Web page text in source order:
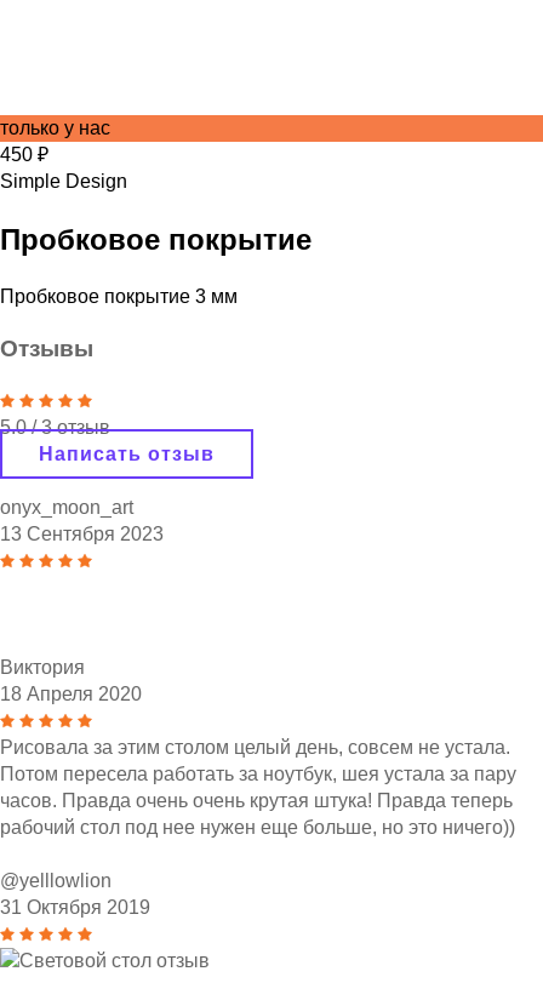
только у нас
450 ₽
Simple Design
Пробковое покрытие
Пробковое покрытие 3 мм
Отзывы
5.0/3отзыв
Написать отзыв
onyx_moon_art
13 Сентября 2023
Виктория
18 Апреля 2020
Рисовала за этим столом целый день, совсем не устала.
Потом пересела работать за ноутбук, шея устала за пару
часов. Правда очень очень крутая штука! Правда теперь
рабочий стол под нее нужен еще больше, но это ничего))
@yelllowlion
31 Октября 2019